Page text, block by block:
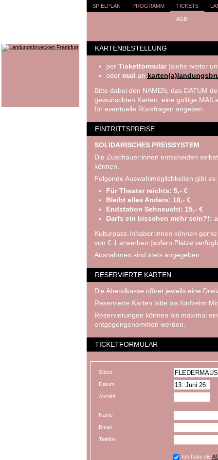
SPIELPLAN PROGRAMM TICKETS
AGB
KARTENBESTELLUNG
per Ticketformular(siehe weiter
oder mail an
Bitte dabei den NAMEN, das DATUM
gewünschten Karten, eine gültige
für eventuelle Rückfragen angeben.
EINTRITTSPREISE
SOLIDARISCHES PREISSYSTEM
Die Zuschauer:innen entscheiden
können.
Folgende Auswahlmöglichkeiten gibt es:
Für Theater reichts: 5,- €
Bleibt alles Anders: 10,- €
Endstation Sehnsucht: 15,- €
Darfs ein bisschen mehr sein?!:
Kulturpass-Inhaber:innen können
von € 1 erwerben (sofern Plätze
Ausnahmen sind stets angegeben.
RESERVIERTE KARTEN
Die Abendkasse öffnet jeweils eine
Reservierte Karten bitte bis fünfzehn
Reservierungen können bis maximal
entgegengenommen werden.
TICKETFORMULAR
Stück
Datum
Anzahl
Name
Email
Telefon
Ich habe die